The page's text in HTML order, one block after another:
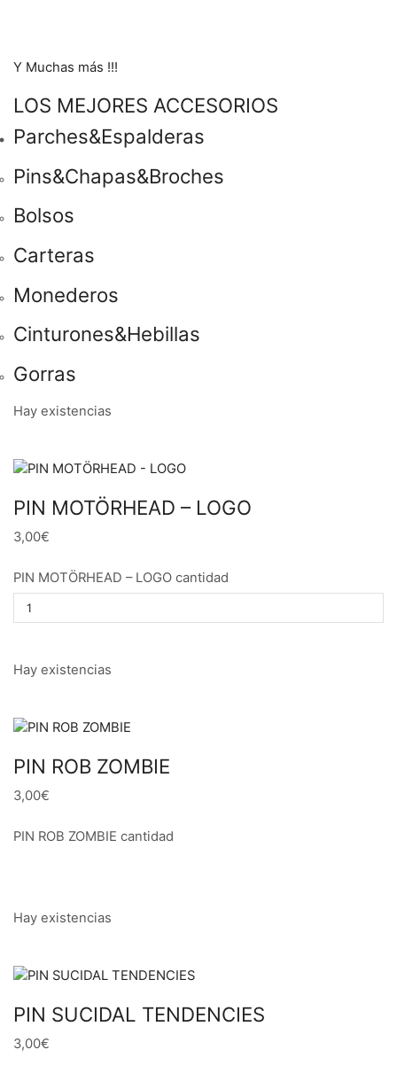
Y Muchas más !!!
LOS MEJORES ACCESORIOS
Parches&Espalderas
Pins&Chapas&Broches
Bolsos
Carteras
Monederos
Cinturones&Hebillas
Gorras
Hay existencias
PIN MOTÖRHEAD – LOGO
3,00€
PIN MOTÖRHEAD – LOGO cantidad
Hay existencias
PIN ROB ZOMBIE
3,00€
PIN ROB ZOMBIE cantidad
Hay existencias
PIN SUCIDAL TENDENCIES
3,00€